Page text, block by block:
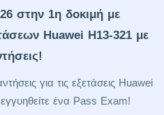
στην 1η δοκιμή με
Huawei H13-321 με
για τις εξετάσεις Huawei
ένα Pass Exam!